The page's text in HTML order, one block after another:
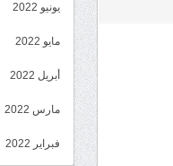
يونيو 2022
مايو 2022
أبريل 2022
مارس 2022
فبراير 2022